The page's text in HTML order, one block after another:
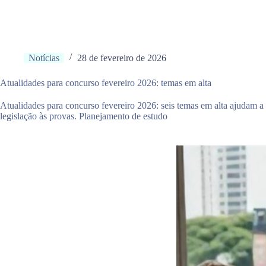
Notícias 28 de fevereiro de 2026
Atualidades para concurso fevereiro 2026: temas em alta
Atualidades para concurso fevereiro 2026: seis temas em alta ajudam
legislação às provas. Planejamento de estudo